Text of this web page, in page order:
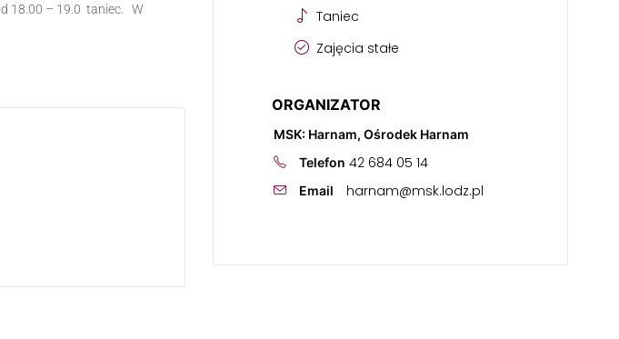
18.00 – 19.0 taniec. W
Taniec
Zajęcia stałe
ORGANIZATOR
MSK: Harnam, Ośrodek Harnam
Telefon 42 684 05 14
Email harnam@msk.lodz.pl